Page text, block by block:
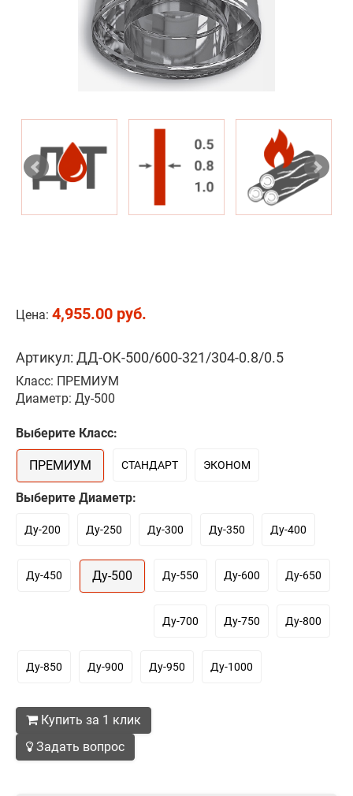
Цена: 4,955.00 руб.
Артикул: ДД-ОК-500/600-321/304-0.8/0.5
Класс: ПРЕМИУМ
Диаметр: Ду-500
Выберите Класс:
ПРЕМИУМ СТАНДАРТ ЭКОНОМ
Выберите Диаметр:
Ду-200 Ду-250 Ду-300 Ду-350 Ду-400
Ду-450 Ду-500 Ду-550 Ду-600 Ду-650
Ду-700 Ду-750 Ду-800
Ду-850 Ду-900 Ду-950 Ду-1000
Купить за 1 клик
Задать вопрос